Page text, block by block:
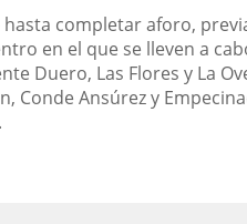
completar aforo,
en el que se lleven a
Duero, Las Flores y La
Conde Ansúrez y